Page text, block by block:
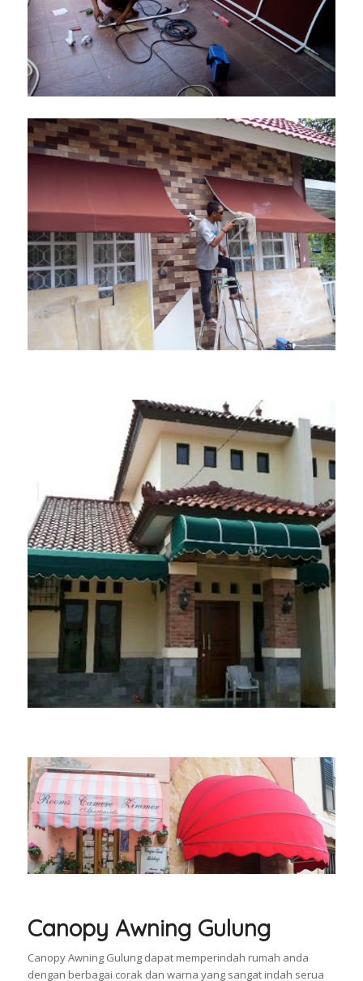
Canopy Awning Gulung
Canopy Awning Gulung dapat memperindah rumah anda
dengan berbagai corak dan warna yang sangat indah serua